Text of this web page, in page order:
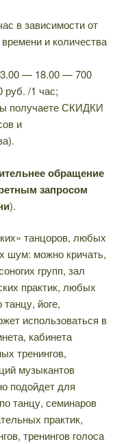
в зависимости от
и количества
— 18.00 — 700
/1 час;
получаете СКИДКИ
и
обращение
запросом
).
танцоров, любых
шум: можно кричать,
групп, зал
практик, любых
йоге,
использоваться в
кабинета
тренингов,
музыкантов
подойдет для
танцу, семинаров
практик,
тренингов голоса